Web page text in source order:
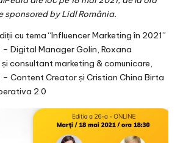
sponsored by Lidl România.
cu tema “Influencer Marketing în 2021”
Digital Manager Golin, Roxana
consultant marketing & comunicare,
Content Creator și Cristian China Birta
2.0